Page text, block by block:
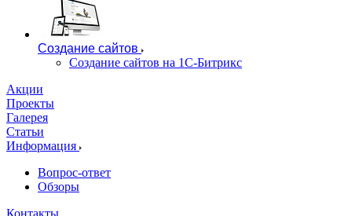
Создание сайтов
Создание сайтов на 1С-Битрикс
Акции
Проекты
Галерея
Статьи
Информация
Вопрос-ответ
Обзоры